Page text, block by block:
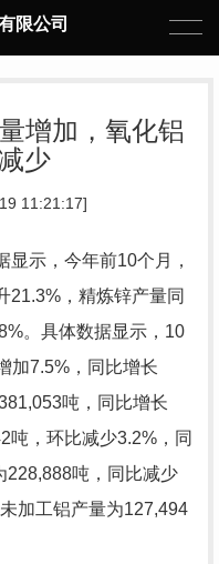
限公司
增加，氧化铝
少
11:21:17]
示，今年前10个月，
21.3%，精炼锌产量同
。具体数据显示，10
加7.5%，同比增长
吨，同比增长
吨，环比减少3.2%，同
228,888吨，同比减少
加工铝产量为127,494